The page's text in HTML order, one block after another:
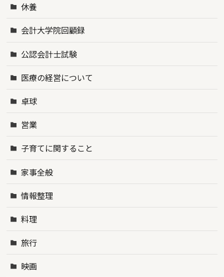
休養
会計大学院回顧録
公認会計士試験
医療の経営について
卓球
営業
子育てに関すること
家事全般
情報整理
料理
旅行
映画